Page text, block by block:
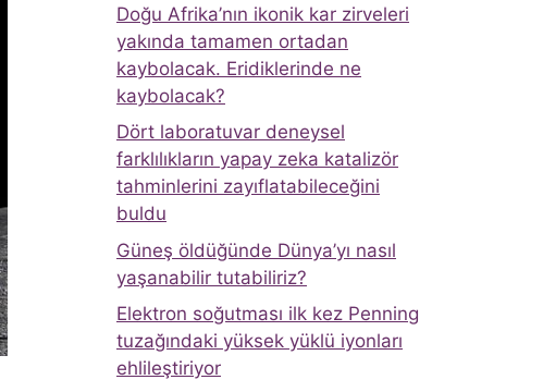
Doğu Afrika’nın ikonik kar zirveleri
yakında tamamen ortadan
kaybolacak. Eridiklerinde ne
kaybolacak?
Dört laboratuvar deneysel
farklılıkların yapay zeka katalizör
tahminlerini zayıflatabileceğini
buldu
Güneş öldüğünde Dünya’yı nasıl
yaşanabilir tutabiliriz?
Elektron soğutması ilk kez Penning
tuzağındaki yüksek yüklü iyonları
ehlileştiriyor